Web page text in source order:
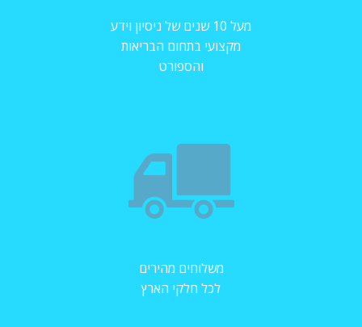
מעל 10 שנים של ניסיון וידע
מקצועי בתחום הבריאות
והספורט
משלוחים מהירים
לכל חלקי הארץ